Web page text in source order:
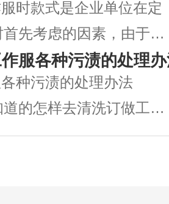
穿的T恤衫已经烂大街
点新花腔怎么能够在人
呢?当然要选择新奇的
大
时款式是企业单位在定
先考虑的因素，由于工
作服款式的好坏直接关
形象，同时也对员工的衣
接影响。款式新颖，出
即能提升企业的品牌形
服各种污渍的处理
种污渍的处理办法
的怎样去清洗订做工作
理方法的话，在上班生